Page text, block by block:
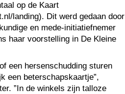
op de Kaart
landing). Dit werd gedaan door
en mede-initiatiefnemer
haar voorstelling in De Kleine
een hersenschudding sturen
een beterschapskaartje”,
”In de winkels zijn talloze